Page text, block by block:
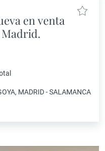
en venta
Madrid.
MADRID - SALAMANCA